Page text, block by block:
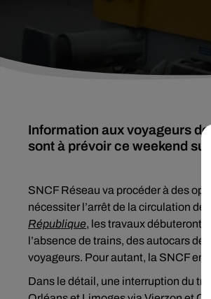
Information aux voyageurs
sont à prévoir ce weekend
SNCF Réseau va procéder à des
nécessiter l’arrêt de la circulation
République, les travaux débuteront
l’absence de trains, des autocars
voyageurs. Pour autant, la SNCF
Dans le détail, une interruption du